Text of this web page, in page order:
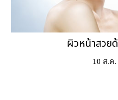
ผิวหน้าสวย
10 ส.ค.